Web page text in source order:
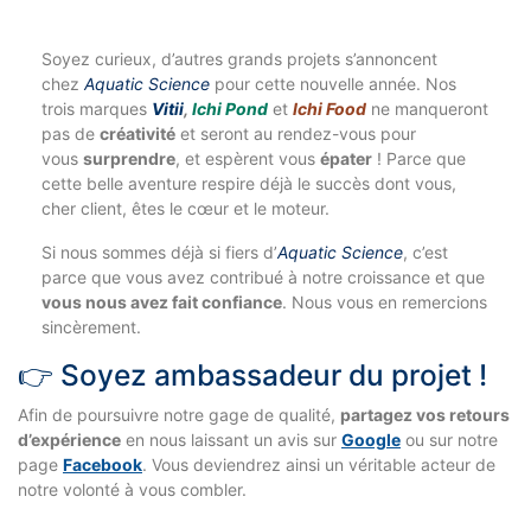
Soyez curieux, d’autres grands projets s’annoncent
chez Aquatic Science pour cette nouvelle année. Nos
trois marques Vitii, Ichi Pond et Ichi Food ne manqueront
pas de créativité et seront au rendez-vous pour
vous surprendre, et espèrent vous épater ! Parce que
cette belle aventure respire déjà le succès dont vous,
cher client, êtes le cœur et le moteur.
Si nous sommes déjà si fiers d’Aquatic Science, c’est
parce que vous avez contribué à notre croissance et que
vous nous avez fait confiance. Nous vous en remercions
sincèrement.
👉 Soyez ambassadeur du projet !
Afin de poursuivre notre gage de qualité, partagez vos retours
d’expérience en nous laissant un avis sur Google ou sur notre
page Facebook. Vous deviendrez ainsi un véritable acteur de
notre volonté à vous combler.